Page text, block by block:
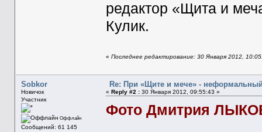
редактор «Щита и
Кулик.
« Последнее редактирование: 30 Января 2012,
Sobkor
Новичок
Участник
Оффлайн
Сообщений: 61 145
Re: При «Щите и мече» -
« Reply #2 :30 Января 2012, 09:55:43 »
Фото Дмитрия